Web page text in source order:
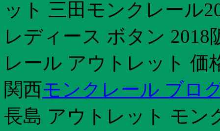
ット 三田モンクレール
レディース ボタン
レール アウトレット 価
関西モンクレール ブロ
長島 アウトレット モン